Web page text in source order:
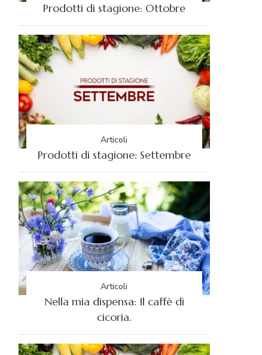
Prodotti di stagione: Ottobre
Articoli
Prodotti di stagione: Settembre
Articoli
Nella mia dispensa: Il caffè di
cicoria.